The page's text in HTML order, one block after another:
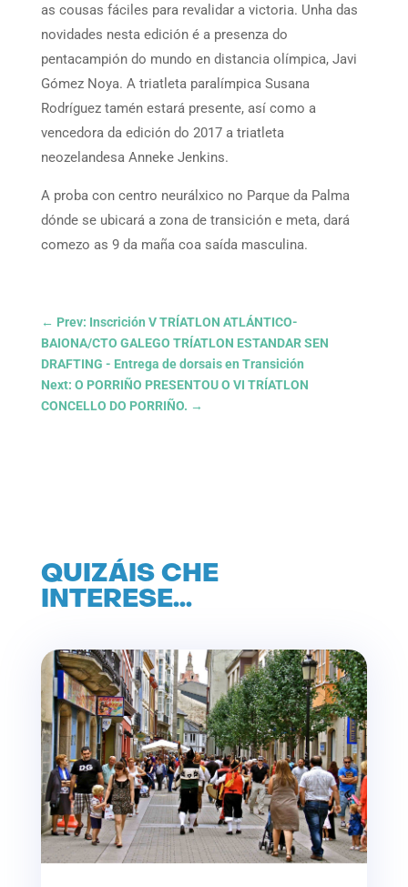
as cousas fáciles para revalidar a victoria. Unha das
novidades nesta edición é a presenza do
pentacampión do mundo en distancia olímpica, Javi
Gómez Noya. A triatleta paralímpica Susana
Rodríguez tamén estará presente, así como a
vencedora da edición do 2017 a triatleta
neozelandesa Anneke Jenkins.
A proba con centro neurálxico no Parque da Palma
dónde se ubicará a zona de transición e meta, dará
comezo as 9 da maña coa saída masculina.
← Prev: Inscrición V TRÍATLON ATLÁNTICO-
BAIONA/CTO GALEGO TRÍATLON ESTANDAR SEN
DRAFTING - Entrega de dorsais en Transición
Next: O PORRIÑO PRESENTOU O VI TRÍATLON
CONCELLO DO PORRIÑO. →
QUIZÁIS CHE
INTERESE…